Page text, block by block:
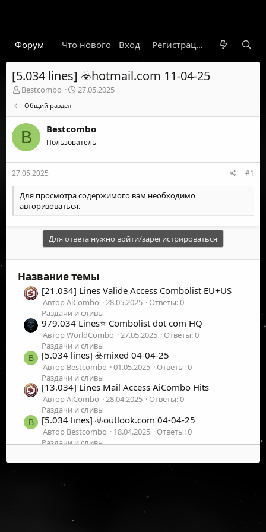
Форум Что нового Гарант Новости
Вход Регистрация
[5.034 lines] ☣️hotmail.com 11-04-25
А
о
р
т
е
м
ы
Bestcombo
Д
н
а
а
27.05.2025
Общий раздел
B Bestcombo
Пользователь
27.05.2025 #1
Для просмотра содержимого вам необходимо
авторизоваться.
Для ответа нужно войти/зарегистрироваться
Название темы
[21.034] Lines Valide Access Combolist EU+US
Автор AiCombo 28.05.2025
Ответы: 0
Раздачи и сливы
979.034 Lines⭐️ Combolist dot com HQ
Автор WorldCombo 27.05.2025
Ответы: 0
Раздачи и сливы
B [5.034 lines] ☣️mixed 04-04-25
Автор Bestcombo 01.05.2025
Ответы: 0
Раздачи и сливы
[13.034] Lines Mail Access AiCombo Hits
Автор AiCombo 28.04.2025
Ответы: 0
Раздачи и сливы
B [5.034 lines] ☣️outlook.com 04-04-25
Автор Bestcombo 18.04.2025
Ответы: 0
Раздачи и сливы
databases | 7KKK+ lines✦
Все остальное
100304 lines - GMAIL MAIL 2025 UNIQUE-
Автор UniqueCombo